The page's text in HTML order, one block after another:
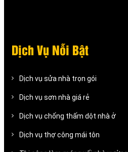
Dịch Vụ Nỗi Bật
Dịch vụ sửa nhà trọn gói
Dịch vụ sơn nhà giá rẻ
Dịch vụ chống thấm dột nhà ở
Dịch vụ thợ công mái tôn